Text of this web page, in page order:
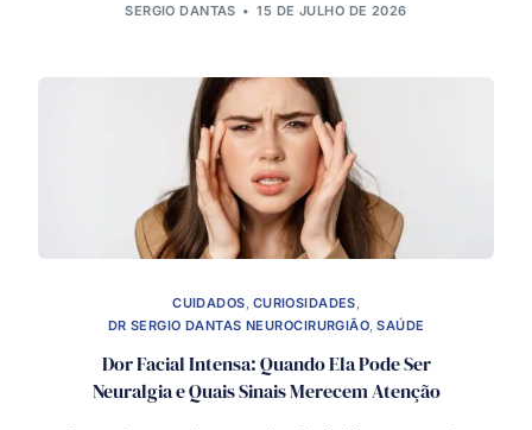
SERGIO DANTAS 15 DE JULHO DE 2026
CUIDADOS, CURIOSIDADES,
DR SERGIO DANTAS NEUROCIRURGIÃO,SAÚDE
Dor Facial Intensa: Quando Ela Pode Ser
Neuralgia e Quais Sinais Merecem Atenção